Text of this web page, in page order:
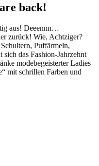
back!
aus! Deeennn…
zurück! Wie, Achtziger?
Puffärmeln,
sich das Fashion-Jahrzehnt
modebegeisterter Ladies
mit schrillen Farben und